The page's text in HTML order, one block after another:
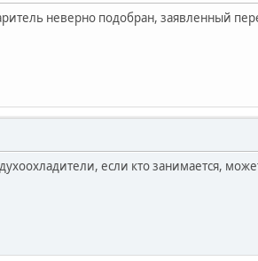
неверно подобран, заявленный
если кто занимается,